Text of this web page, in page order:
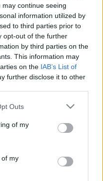
continue seeing
information utilized by
to third parties prior to
opt-out of the further
by third parties on the
This information may
on the IAB’s List of
further disclose it to other
one or more Google
You may click to
its third-party tags to
in below Google
Outs
of my
of my
#stroke#rákbetegség
#herpesz